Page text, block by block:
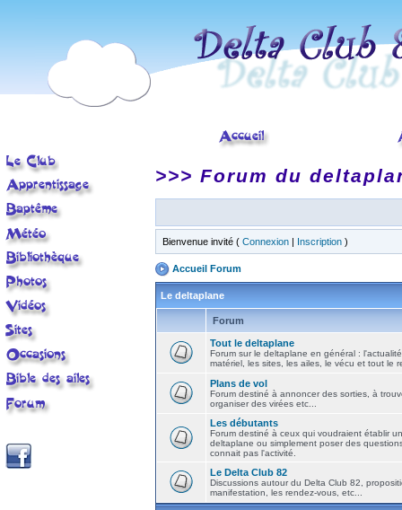
>>> Forum du
Bienvenue invité ( Connexion | Inscription )
Accueil Forum
Le deltaplane
Forum
Tout le deltaplane
Forum sur le deltaplane en général :
matériel, les sites, les ailes, le vécu et tout le
Plans de vol
Forum destiné à annoncer des sorties, à
organiser des virées etc...
Les débutants
Forum destiné à ceux qui voudraient établir
deltaplane ou simplement poser des
connait pas l'activité.
Le Delta Club 82
Discussions autour du Delta Club 82,
manifestation, les rendez-vous, etc...